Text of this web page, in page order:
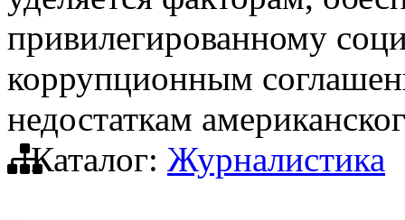
привилегированному
коррупционным
недостаткам
Каталог: Журналистика